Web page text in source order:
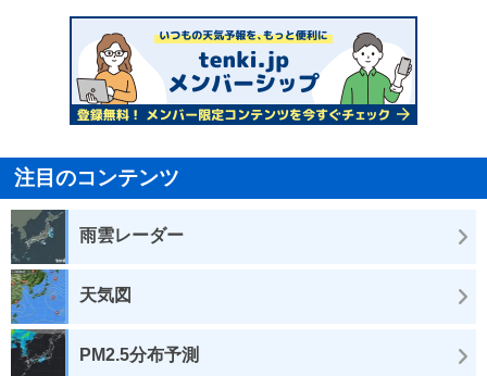
注目のコンテンツ
雨雲レーダー
天気図
PM2.5分布予測